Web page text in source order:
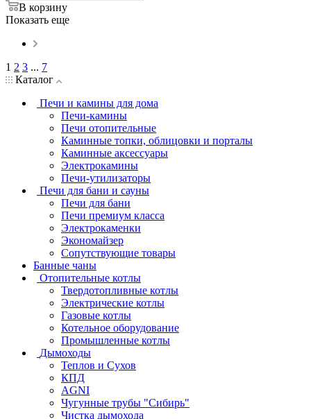
В корзину
Показать еще
1 2 3 ... 7
Каталог
Печи и камины для дома
Печи-камины
Печи отопительные
Каминные топки, облицовки и порталы
Каминные аксессуары
Электрокамины
Печи-утилизаторы
Печи для бани и сауны
Печи для бани
Печи премиум класса
Электрокаменки
Экономайзер
Сопутствующие товары
Банные чаны
Отопительные котлы
Твердотопливные котлы
Электрические котлы
Газовые котлы
Котельное оборудование
Промышленные котлы
Дымоходы
Теплов и Сухов
КПД
AGNI
Чугунные трубы "Сибирь"
Чистка дымохода